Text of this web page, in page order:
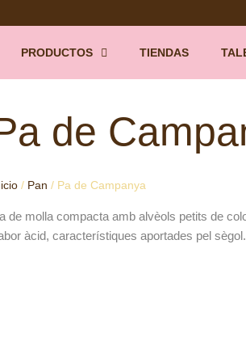
PRODUCTOS TIENDAS
de
/ Pan / Pa de Campanya
de molla compacta amb alvèols petits de
àcid, característiques aportades pel sègol.